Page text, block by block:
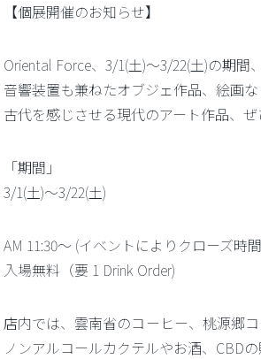
【個展開催のお知らせ】
Oriental Force、3/1(土)～3/22(土)の期間
音響装置も兼ねたオブジェ作品、絵画な
古代を感じさせる現代のアート作品、ぜ
「期間」
3/1(土)～3/22(土)
AM 11:30～ (イベントによりクローズ時
入場無料（要 1 Drink Order)
店内では、雲南省のコーヒー、桃源郷
ノンアルコールカクテルやお酒、CBD